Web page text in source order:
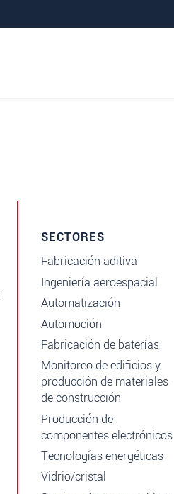
SECTORES
Fabricación aditiva
Ingeniería aeroespacial
Automatización
Automoción
Fabricación de baterías
Monitoreo de edificios y
producción de materiales
de construcción
Producción de
componentes electrónicos
Tecnologías energéticas
Vidrio/cristal